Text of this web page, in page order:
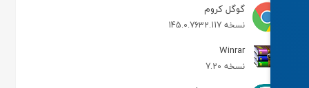
گوگل کروم
نسخه 145.0.7632.117
Winrar
نسخه 7.20